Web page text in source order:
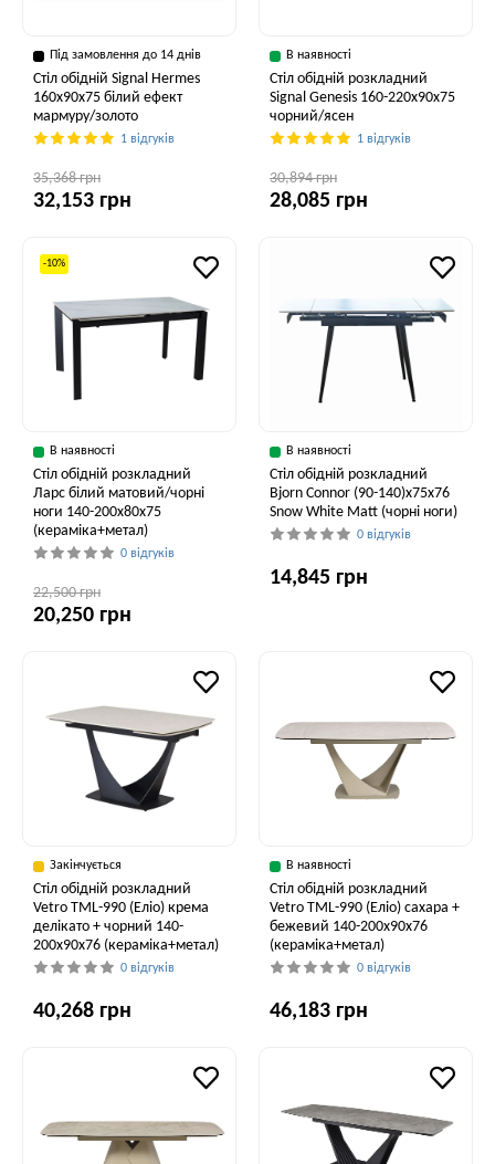
Під замовлення до 14 днів
Стіл обідній Signal Hermes
160x90x75 білий ефект
мармуру/золото
1 відгуків
35,368 грн
32,153 грн
В наявності
Стіл обідній розкладний
Signal Genesis 160-220x90x75
чорний/ясен
1 відгуків
30,894 грн
28,085 грн
-10%
В наявності
Стіл обідній розкладний
Ларс білий матовий/чорні
ноги 140-200x80x75
(кераміка+метал)
0 відгуків
22,500 грн
20,250 грн
В наявності
Стіл обідній розкладний
Bjorn Connor (90-140)х75х76
Snow White Matt (чорні ноги)
0 відгуків
14,845 грн
Закінчується
Стіл обідній розкладний
Vetro TML-990 (Еліо) крема
делікато + чорний 140-
200x90x76 (кераміка+метал)
0 відгуків
40,268 грн
В наявності
Стіл обідній розкладний
Vetro ТМL-990 (Еліо) сахара +
бежевий 140-200x90x76
(кераміка+метал)
0 відгуків
46,183 грн